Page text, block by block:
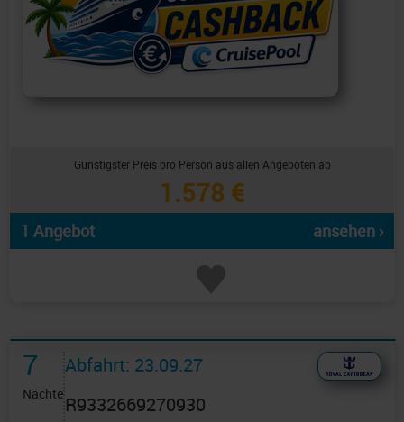
Günstigster Preis pro Person aus allen Angeboten ab
1.578 €
1 Angebot ansehen ›
7
Nächte
Abfahrt: 23.09.27
R9332669270930